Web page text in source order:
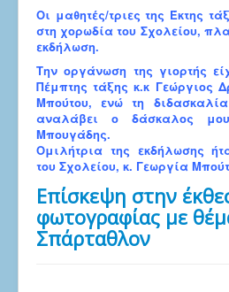
Οι μαθητές/τριες της Έκτης
στη χορωδία του Σχολείου,
εκδήλωση.
Την οργάνωση της γιορτής
Πέμπτης τάξης κ.κ Γεώργιος
Μπούτου, ενώ τη
αναλάβει ο δάσκαλος
Μπουγάδης.
Ομιλήτρια της εκδήλωσης
του Σχολείου, κ. Γεωργία
Επίσκεψη στην
φωτογραφίας με
Σπάρταθλον